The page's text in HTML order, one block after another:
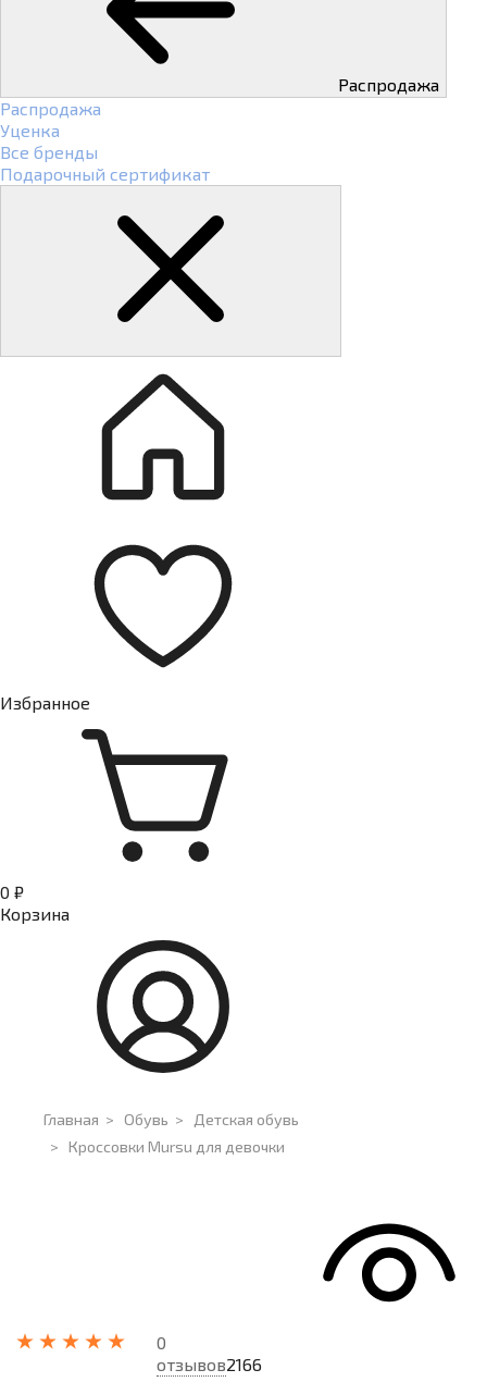
Распродажа
Распродажа
Уценка
Все бренды
Подарочный сертификат
Избранное
0 ₽
Корзина
Главная > Обувь >
Детская обувь
> Кроссовки Mursu для девочки
0
отзывов2166